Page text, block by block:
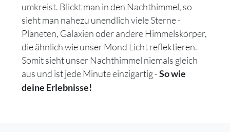
umkreist. Blickt man in den Nachthimmel, so
sieht man nahezu unendlich viele Sterne -
Planeten, Galaxien oder andere Himmelskörper,
die ähnlich wie unser Mond Licht reflektieren.
Somit sieht unser Nachthimmel niemals gleich
aus und ist jede Minute einzigartig -So wie
deine Erlebnisse!